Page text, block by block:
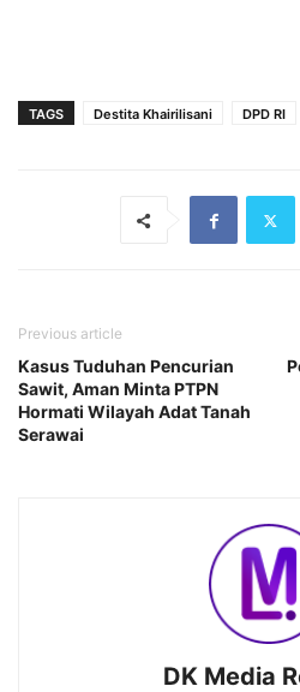
TAGS Destita Khairilisani DPD RI
Previous article
Kasus Tuduhan Pencurian
Sawit, Aman Minta PTPN
Hormati Wilayah Adat Tanah
Serawai
DK Media